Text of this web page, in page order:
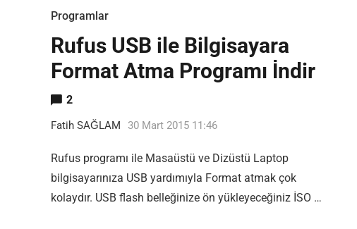
Programlar
Rufus USB ile Bilgisayara
Format Atma Programı İndir
2
Fatih SAĞLAM 30 Mart 2015 11:46
Rufus programı ile Masaüstü ve Dizüstü Laptop
bilgisayarınıza USB yardımıyla Format atmak çok
kolaydır. USB flash belleğinize ön yükleyeceğiniz İSO …